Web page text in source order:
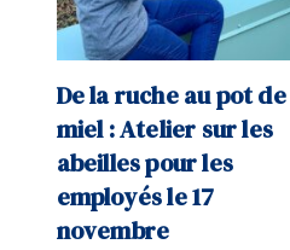
De la ruche au pot de
miel : Atelier sur les
abeilles pour les
employés le 17
novembre